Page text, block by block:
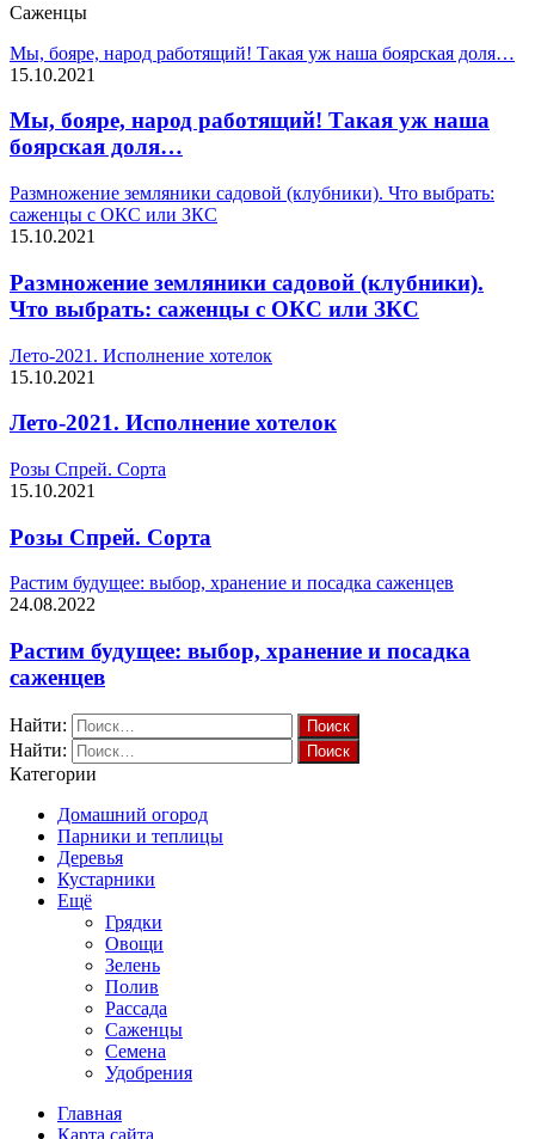
Саженцы
Мы, бояре, народ работящий! Такая уж наша боярская доля…
15.10.2021
Мы, бояре, народ работящий! Такая уж наша
боярская доля…
Размножение земляники садовой (клубники). Что выбрать:
саженцы с ОКС или ЗКС
15.10.2021
Размножение земляники садовой (клубники).
Что выбрать: саженцы с ОКС или ЗКС
Лето-2021. Исполнение хотелок
15.10.2021
Лето-2021. Исполнение хотелок
Розы Спрей. Сорта
15.10.2021
Розы Спрей. Сорта
Растим будущее: выбор, хранение и посадка саженцев
24.08.2022
Растим будущее: выбор, хранение и посадка
саженцев
Найти:
Найти:
Категории
Домашний огород
Парники и теплицы
Деревья
Кустарники
Ещё
Грядки
Овощи
Зелень
Полив
Рассада
Саженцы
Семена
Удобрения
Главная
Карта сайта